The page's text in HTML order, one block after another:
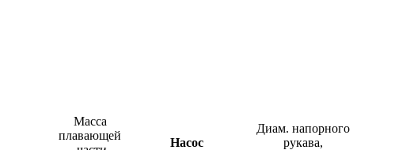
Масса
плавающей
Насос
Диам. напорного
рукава,